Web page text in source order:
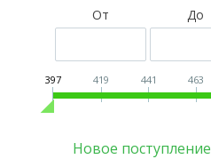
От До
397 419 441 463
Новое поступление